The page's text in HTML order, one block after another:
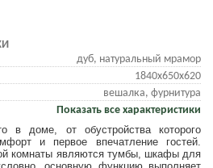
дуб, натуральный мрамор
1840х650х620
вешалка, фурнитура
Показать все характеристики
в доме, от обустройства которого
и первое впечатление гостей.
комнаты являются тумбы, шкафы для